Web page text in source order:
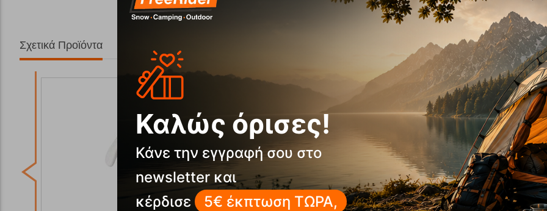
Σχετικά Προϊόντα
Καλώς όρισες!
Κάνε την εγγραφή σου στο
newsletter και
κέρδισε
5€ έκπτωση ΤΩΡΑ,